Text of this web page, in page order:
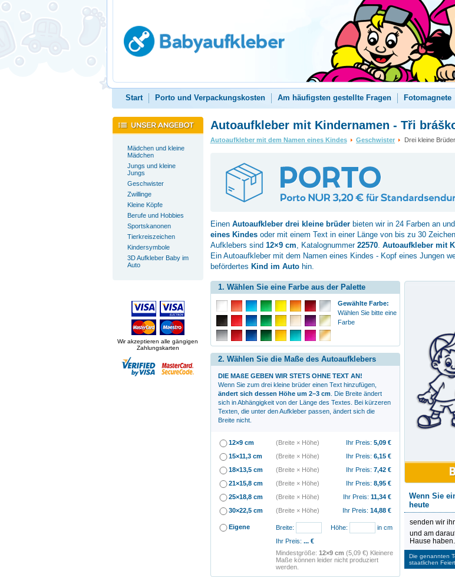
Start Porto und Verpackungskosten Am häufigsten gestellte Fragen Fotomagnete
Mädchen und kleine
Mädchen
Jungs und kleine
Jungs
Geschwister
Zwillinge
Kleine Köpfe
Berufe und Hobbies
Sportskanonen
Tierkreiszeichen
Kindersymbole
3D Aufkleber Baby im
Auto
Wir akzeptieren alle gängigen
Zahlungskarten
Autoaufkleber mit Kindernamen - Tři
Autoaufkleber mit dem Namen eines Kindes Geschwister Drei kleine
Einen Autoaufkleber drei kleine brüderbieten wir in 24 Farben an
eines Kindesoder mit einem Text in einer Länge von bis zu 30
Aufklebers sind 12×9 cm, Katalognummer 22570. Autoaufkleber mit
Ein Autoaufkleber mit dem Namen eines Kindes - Kopf eines Jungen
befördertes Kind im Autohin.
Wenn Sie
heute
senden wir
und am
Hause haben.
Die genannten
staatlichen
1. Wählen Sie eine Farbe aus der Palette
Gewählte Farbe:
Wählen Sie bitte eine
Farbe
2. Wählen Sie die Maße des Autoaufklebers
DIE MAßE GEBEN WIR STETS OHNE TEXT AN!
Wenn Sie zum drei kleine brüdereinen Text hinzufügen,
ändert sich dessen Höhe um 2–3 cm. Die Breite ändert
sich in Abhängigkeit von der Länge des Textes. Bei kürzeren
Texten, die unter den Aufkleber passen, ändert sich die
Breite nicht.
12×9 cm (Breite × Höhe) Ihr Preis: 5,09€
15×11,3 cm
(Breite × Höhe) Ihr Preis: 6,15€
18×13,5 cm
(Breite × Höhe) Ihr Preis: 7,42€
21×15,8 cm
(Breite × Höhe) Ihr Preis: 8,95€
25×18,8 cm
(Breite × Höhe) Ihr Preis: 11,34€
30×22,5 cm
(Breite × Höhe) Ihr Preis: 14,88€
Eigene Breite: Höhe:
in cm
Ihr Preis: ...€
Mindestgröße: 12×9 cm (5,09 €) Kleinere
Maße können leider nicht produziert
werden.